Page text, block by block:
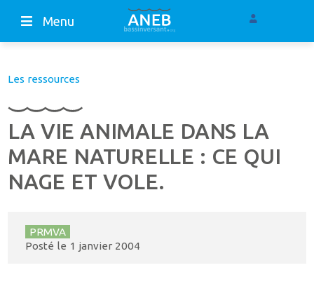
Menu
Les ressources
LA VIE ANIMALE DANS LA
MARE NATURELLE : CE QUI
NAGE ET VOLE.
PRMVA
Posté le 1 janvier 2004